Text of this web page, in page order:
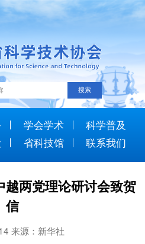
学会学术
科学普及
省科技馆 联系我们
越两党理论研讨会致贺
信
来源：新华社